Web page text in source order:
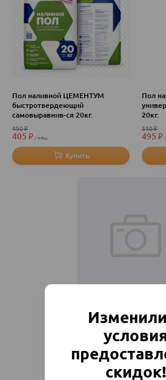
Пол наливной ЦЕМЕНТУМ
быстротвердеющий
самовыравнив-ся 20кг.
450₽
405 ₽ меш.
Пол
20кг.
550₽
495 ₽
Экспр. 25кг
₽ меш.
скидок!